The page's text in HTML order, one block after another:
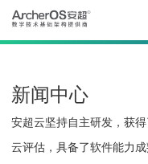
新闻中心
安超云坚持自主研发，获
云评估，具备了软件能力